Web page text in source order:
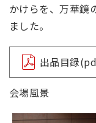
かけらを、万華鏡
ました。
出品目録
会場風景